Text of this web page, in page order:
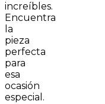
increíbles.
Encuentra
la
pieza
perfecta
para
esa
ocasión
especial.